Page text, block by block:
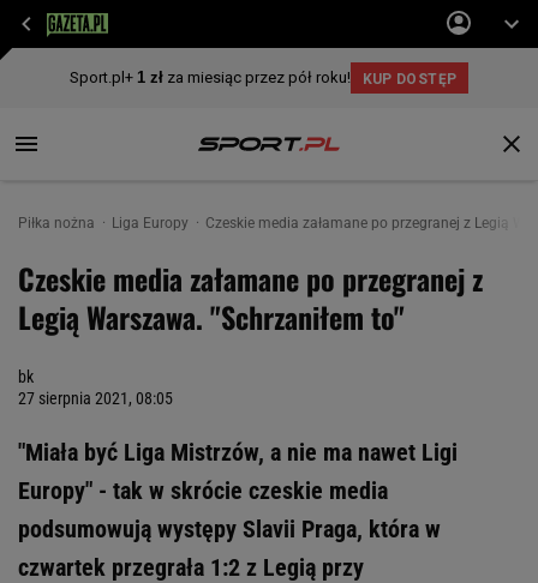
Piłka nożna Liga Europy Czeskie media załamane po przegranej z Legią
Czeskie media załamane po przegranej z
Legią Warszawa. "Schrzaniłem to"
bk
27 sierpnia 2021, 08:05
"Miała być Liga Mistrzów, a nie ma nawet Ligi
Europy" - tak w skrócie czeskie media
podsumowują występy Slavii Praga, która w
czwartek przegrała 1:2 z Legią przy